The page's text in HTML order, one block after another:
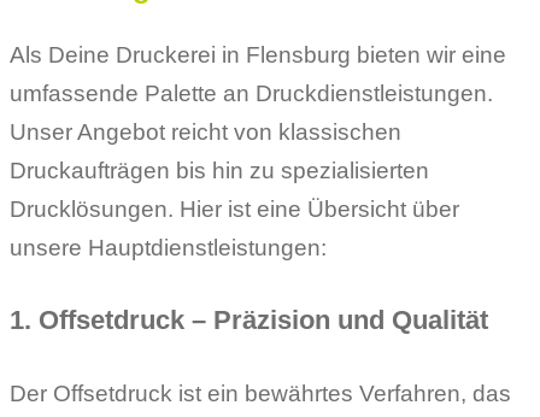
Als Deine Druckerei in Flensburg bieten wir eine
umfassende Palette an Druckdienstleistungen.
Unser Angebot reicht von klassischen
Druckaufträgen bis hin zu spezialisierten
Drucklösungen. Hier ist eine Übersicht über
unsere Hauptdienstleistungen:
1. Offsetdruck – Präzision und Qualität
Der Offsetdruck ist ein bewährtes Verfahren, das